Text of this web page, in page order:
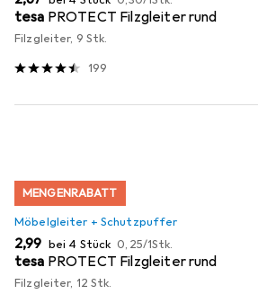
tesa PROTECT Filzgleiter rund
Filzgleiter, 9 Stk.
199
MENGENRABATT
Möbelgleiter + Schutzpuffer
EUR
2,99 bei 4 Stück EUR
0,25/1Stk.
tesa PROTECT Filzgleiter rund
Filzgleiter, 12 Stk.